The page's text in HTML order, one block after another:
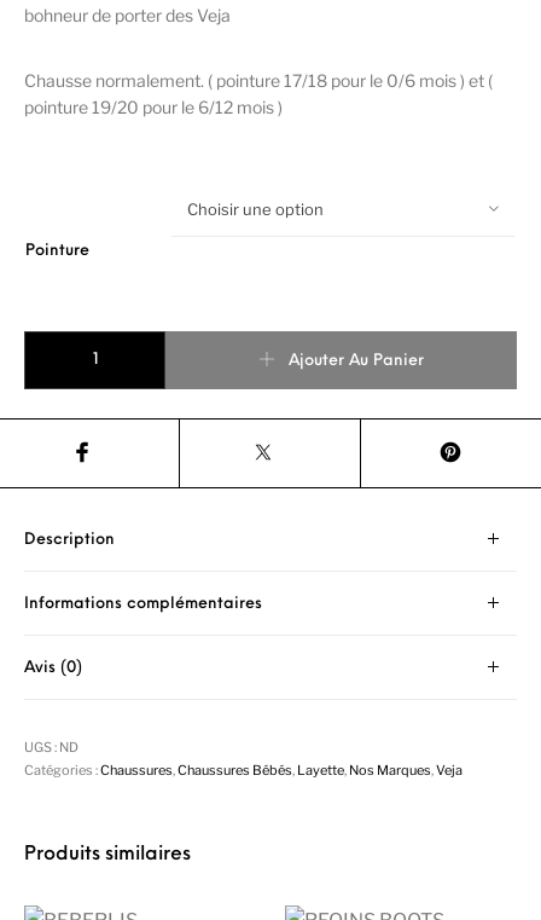
bohneur de porter des Veja
Chausse normalement. ( pointure 17/18 pour le 0/6 mois ) et (
pointure 19/20 pour le 6/12 mois )
Pointure
Choisir une option
Ajouter Au Panier
Description
Informations complémentaires
Avis (0)
UGS : ND
Catégories :Chaussures ,Chaussures Bébés Layette Nos Marques ,Veja
Produits similaires